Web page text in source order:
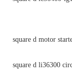
square d motor
square d li36300